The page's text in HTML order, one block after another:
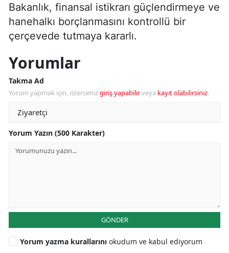
Bakanlık, finansal istikrarı güçlendirmeye ve
hanehalkı borçlanmasını kontrollü bir
çerçevede tutmaya kararlı.
Yorumlar
Takma Ad
Yorum yapmak için, istersenizgiriş yapabilirveya kayıt olabilirsiniz.
Yorum Yazın (500 Karakter)
GÖNDER
Yorum yazma kurallarını okudum ve kabul ediyorum